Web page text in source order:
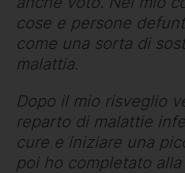
cose e persone
come una sorta di
malattia.
Dopo il mio risveglio
reparto di malattie
cure e iniziare una
poi ho completato